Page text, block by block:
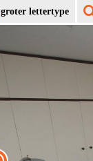
groter lettertype